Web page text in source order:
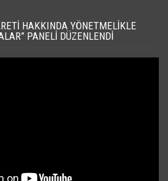
HAKKINDA YÖNETMELIKLE
PANELI DÜZENLENDI